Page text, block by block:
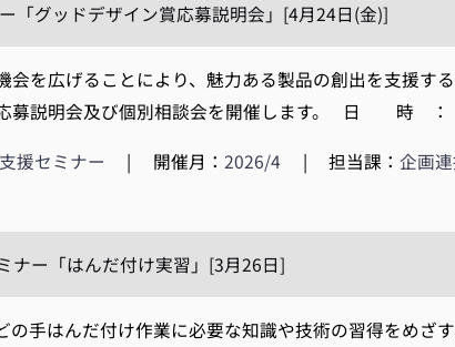
「グッドデザイン賞応募説明会」[4月24日(金)]
を広げることにより、魅力ある製品の創出を支援す
応募説明会及び個別相談会を開催します。 日 時
援セミナー | 開催月：2026/4 | 担当課：企画
ナー「はんだ付け実習」[3月26日]
手はんだ付け作業に必要な知識や技術の習得をめざ